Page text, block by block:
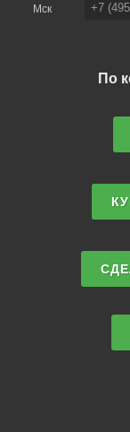
Мск
+7
По